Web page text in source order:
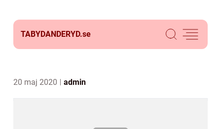
TABYDANDERYD.se
20 maj 2020 admin